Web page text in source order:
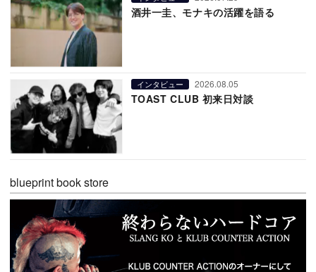
酒井一圭、モナキの活躍を語る
インタビュー 2026.08.05
TOAST CLUB 初来日対談
blueprint book store